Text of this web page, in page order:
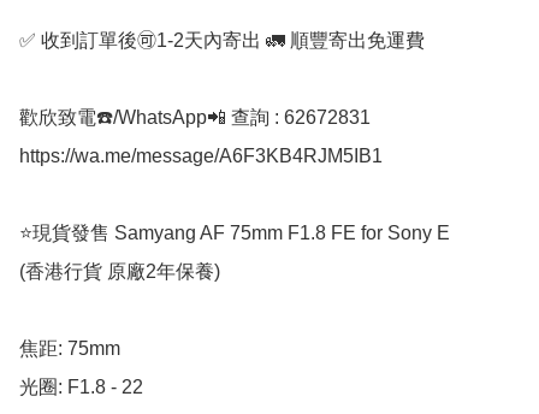
✅ 收到訂單後🉑1-2天內寄出 🚛 順豐寄出免運費
歡欣致電☎️/WhatsApp📲 查詢 : 62672831
https://wa.me/message/A6F3KB4RJM5IB1
⭐️現貨發售 Samyang AF 75mm F1.8 FE for Sony E
(香港行貨 原廠2年保養)
焦距: 75mm
光圈: F1.8 - 22